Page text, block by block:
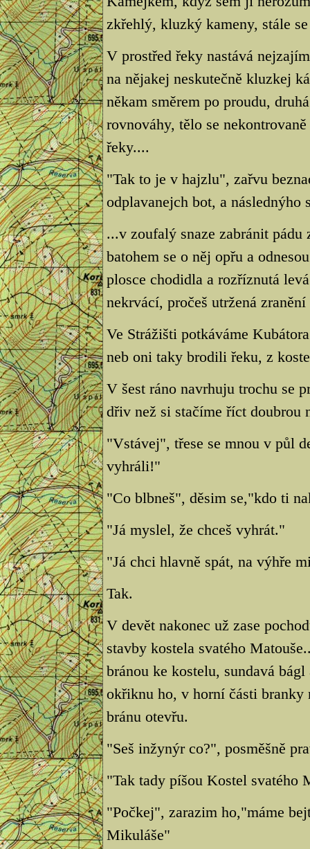
zkřehlý, kluzký kameny, stále
V prostřed řeky nastává
na nějakej neskutečně kluzkej
někam směrem po proudu,
rovnováhy, tělo se
řeky....
"Tak to je v hajzlu", zařvu
odplavanejch bot, a následnýho
...v zoufalý snaze zabránit
batohem se o něj opřu a
plosce chodidla a rozříznutá
nekrvácí, pročeš utržená
Ve Strážišti potkáváme
neb oni taky brodili řeku, z
V šest ráno navrhuju trochu se
dřiv než si stačíme říct doubrou
"Vstávej", třese se mnou v půl
vyhráli!"
"Co blbneš", děsim se,"kdo ti
"Já myslel, že chceš vyhrát."
"Já chci hlavně spát, na výhře
Tak.
V devět nakonec už zase
stavby kostela svatého
bránou ke kostelu, sundavá
okřiknu ho, v horní části branky
bránu otevřu.
"Seš inžynýr co?", posměšně
"Tak tady píšou Kostel svatého
"Počkej", zarazim ho,"máme
Mikuláše"